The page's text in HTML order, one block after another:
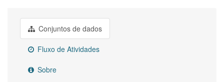
Conjuntos de dados
Fluxo de Atividades
Sobre